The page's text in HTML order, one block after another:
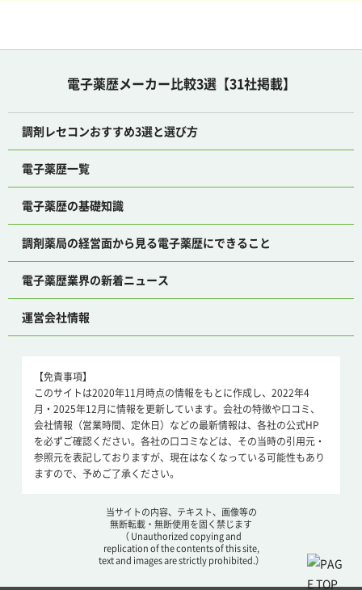
電子薬歴メーカー比較3選【31社掲載】
調剤レセコンおすすめ3選と選び方
電子薬歴一覧
電子薬歴の基礎知識
調剤薬局の経営面から見る電子薬歴にできること
電子薬歴業界の新着ニュース
運営会社情報
【免責事項】
このサイトは2020年11月時点の情報をもとに作成し、2022年4
月・2025年12月に情報を更新しています。会社の特徴や口コミ、
会社情報（営業時間、定休日）などの最新情報は、各社の公式HP
を必ずご確認ください。各社の口コミなどは、その当時の引用元・
参照元を表記しておりますが、現在はなくなっている可能性もあり
ますので、予めご了承ください。
当サイトの内容、テキスト、画像等の
無断転載・無断使用を固く禁じます
（ Unauthorized copying and
replication of the contents of this site,
text and images are strictly prohibited.）